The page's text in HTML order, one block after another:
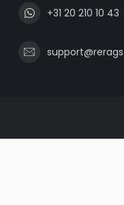
+31 20 210 10 43